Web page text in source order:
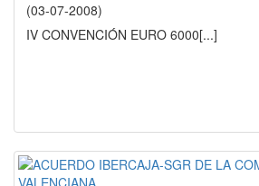
(03-07-2008)
IV CONVENCIÓN EURO 6000[...]